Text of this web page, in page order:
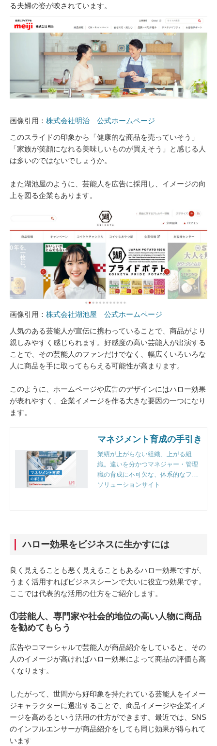
る夫婦の姿が映されています。
画像引用： 株式会社明治 公式ホームページ
このスライドの印象から「健康的な商品を売っていそう」
「家族が笑顔になれる美味しいものが買えそう」と感じる人
は多いのではないでしょうか。
また湖池屋のように、芸能人を広告に採用し、イメージの向
上を図る企業もあります。
画像引用： 株式会社湖池屋 公式ホームページ
人気のある芸能人が宣伝に携わっていることで、商品がより
親しみやすく感じられます。好感度の高い芸能人が出演する
ことで、その芸能人のファンだけでなく、幅広くいろいろな
人に商品を手に取ってもらえる可能性が高まります。
このように、ホームページや広告のデザインにはハロー効果
が表れやすく、企業イメージを作る大きな要因の一つになり
ます。
マネジメント育成の手引き
業績が上がらない組織、上がる組
織。違いを分かつマネジャー・管理
職の育成に不可欠な、体系的なフレ
ームワークと実践のポイントとは。
ソリューションサイト
ハロー効果をビジネスに生かすには
良く見えることも悪く見えることもあるハロー効果ですが、
うまく活用すればビジネスシーンで大いに役立つ効果です。
ここでは代表的な活用の仕方をご紹介します。
①芸能人、専門家や社会的地位の高い人物に商品
を勧めてもらう
広告やコマーシャルで芸能人が商品紹介をしていると、その
人のイメージが高ければハロー効果によって商品の評価も高
くなります。
したがって、世間から好印象を持たれている芸能人をイメー
ジキャラクターに選出することで、商品イメージや企業イメ
ージを高めるという活用の仕方ができます。最近では、SNS
のインフルエンサーが商品紹介をしても同じ効果が得られて
います